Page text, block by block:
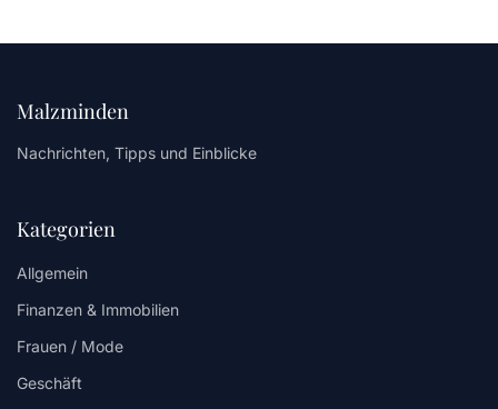
Malzminden
Nachrichten, Tipps und Einblicke
Kategorien
Allgemein
Finanzen & Immobilien
Frauen / Mode
Geschäft